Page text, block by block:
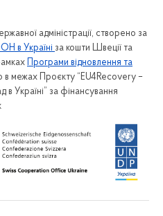
адміністрації, створено за
в Україні за кошти Швеції та
Програми відновлення та
в межах Проєкту “EU4Recovery –
Україні” за фінансування